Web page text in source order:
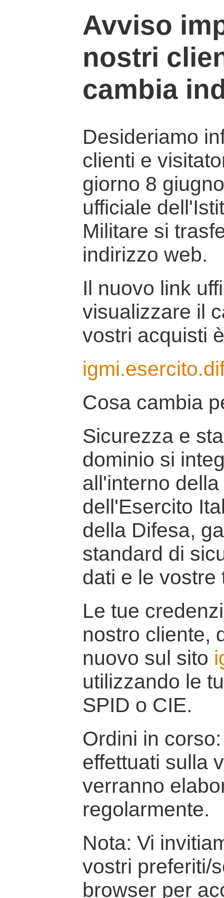
Avviso
nostri
cambia
Desideriamo
clienti e
giorno 8
ufficiale
Militare si
indirizzo web.
Il nuovo link
visualizzare il
vostri acquisti
Cosa cambia
Sicurezza e
dominio si
all'interno
dell'Esercito
della Difesa,
standard di
dati e le vostre
Le tue
nostro cliente,
nuovo sul sito
utilizzando le
SPID o CIE.
Ordini in
effettuati sulla
verranno
regolarmente.
Nota: Vi
vostri preferiti/
browser per